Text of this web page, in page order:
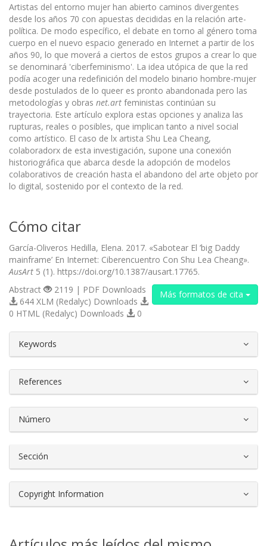
Artistas del entorno mujer han abierto caminos divergentes
desde los años 70 con apuestas decididas en la relación arte-
política. De modo específico, el debate en torno al género toma
cuerpo en el nuevo espacio generado en Internet a partir de los
años 90, lo que moverá a ciertos de estos grupos a crear lo que
se denominará 'ciberfeminismo'. La idea utópica de que la red
podía acoger una redefinición del modelo binario hombre-mujer
desde postulados de lo queer es pronto abandonada pero las
metodologías y obras net.art feministas continúan su
trayectoria. Este artículo explora estas opciones y analiza las
rupturas, reales o posibles, que implican tanto a nivel social
como artístico. El caso de lx artista Shu Lea Cheang,
colaboradorx de esta investigación, supone una conexión
historiográfica que abarca desde la adopción de modelos
colaborativos de creación hasta el abandono del arte objeto por
lo digital, sostenido por el contexto de la red.
Cómo citar
García-Oliveros Hedilla, Elena. 2017. «Sabotear El ’big Daddy
mainframe’ En Internet: Ciberencuentro Con Shu Lea Cheang».
AusArt 5 (1). https://doi.org/10.1387/ausart.17765.
Más formatos de cita
Abstract
2119 | PDF Downloads
644 XLM (Redalyc) Downloads
0 HTML (Redalyc) Downloads
0
Keywords
References
Número
Sección
Copyright Information